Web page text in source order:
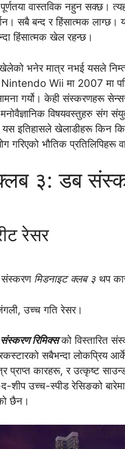
वास्तविक नहुन सक्छ।
सबै बन्द र हिंसात्मक लाग्छ।
हिंसात्मक खेल रहन्छ।
भनेर मात्र नभई यसले
Wii मा 2007 मा
गर्यो। केही संस्करणहरू
विषयवस्तुहरु संग
यस इतिहासले खेलाडीहरू किन
गरिएको भौतिक प्रतिलिपिहरू
३: डब
रेसर
संस्करण मिडनाइट क्लब ३ थप
उच्च गति रेसर।
रिमिक्सको विस्तारित
रकस्टारको सबैभन्दा
कारहरू, र उत्कृष्ट
शीप उच्च-स्पीड रेसिङको
छैन।